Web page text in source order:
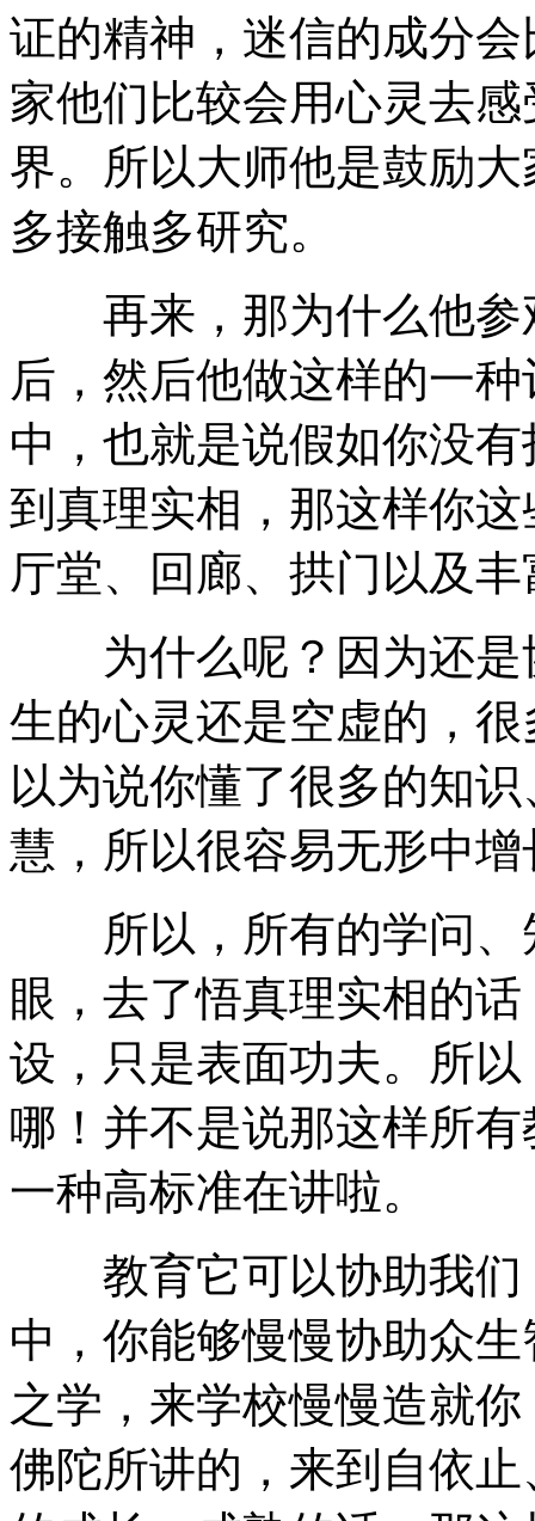
证的精神，迷信的成分
家他们比较会用心灵去
界。所以大师他是鼓励
多接触多研究。
再来，那为什么他参
后，然后他做这样的一
中，也就是说假如你没
到真理实相，那这样你
厅堂、回廊、拱门以及
为什么呢？因为还是
生的心灵还是空虚的，
以为说你懂了很多的知
慧，所以很容易无形中
所以，所有的学问、
眼，去了悟真理实相的
设，只是表面功夫。所
哪！并不是说那这样所
一种高标准在讲啦。
教育它可以协助我们
中，你能够慢慢协助众
之学，来学校慢慢造就
佛陀所讲的，来到自依